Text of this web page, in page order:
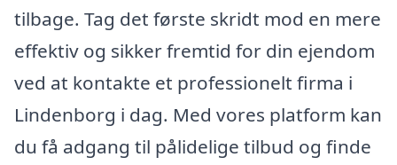
tilbage. Tag det første skridt mod en mere
effektiv og sikker fremtid for din ejendom
ved at kontakte et professionelt firma i
Lindenborg i dag. Med vores platform kan
du få adgang til pålidelige tilbud og finde